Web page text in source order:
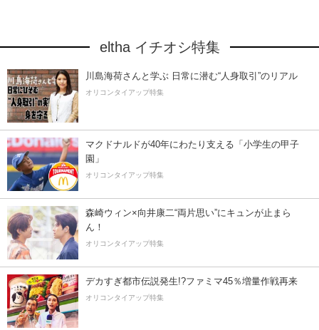
eltha イチオシ特集
川島海荷さんと学ぶ 日常に潜む“人身取引”のリアル
オリコンタイアップ特集
マクドナルドが40年にわたり支える「小学生の甲子
園」
オリコンタイアップ特集
森崎ウィン×向井康二“両片思い”にキュンが止まら
ん！
オリコンタイアップ特集
デカすぎ都市伝説発生!?ファミマ45％増量作戦再来
オリコンタイアップ特集